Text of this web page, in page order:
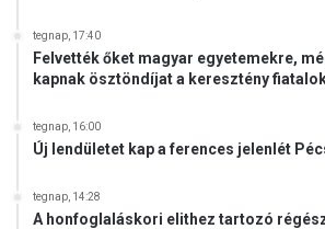
K
t
tegnap, 17:40
Felvették őket magyar egyetemekre,
kapnak ösztöndíjat a keresztény
tegnap, 16:00
Új lendületet kap a ferences jelenlét
tegnap, 14:28
A honfoglaláskori elithez tartozó